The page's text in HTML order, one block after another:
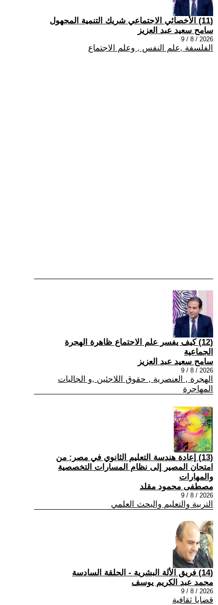
(11) الأخصائي الاجتماعي شريك التنمية المجهول
سامح سعيد عبد العزيز
2026 / 8 / 9
الفلسفة ,علم النفس , وعلم الاجتماع
(12) كيف يفسر علم الاجتماع ظاهرة الهجرة
الجماعية
سامح سعيد عبد العزيز
2026 / 8 / 9
الهجرة , العنصرية , حقوق اللاجئين ,و الجاليات
المهاجرة
(13) إعادة هندسة التعليم الثانوي في مصر: من
امتحان المصير إلى نظام المسارات التخصصية
والمهارات
مصطفى محمود مقلد
2026 / 8 / 9
التربية والتعليم والبحث العلمي
(14) فريق الألة البشرية - الحلقة السادسة
محمد عبد الكريم يوسف
2026 / 8 / 9
قضايا ثقافية